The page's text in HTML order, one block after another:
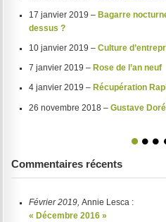
17 janvier 2019 – Bagarre
dessus ?
10 janvier 2019 – Culture
7 janvier 2019 – Rose de l’an neuf
4 janvier 2019 – Récupération
26 novembre 2018 – Gustave
1 2 3
Commentaires récents
Février 2019, Annie Lesca :
« Décembre 2016 »